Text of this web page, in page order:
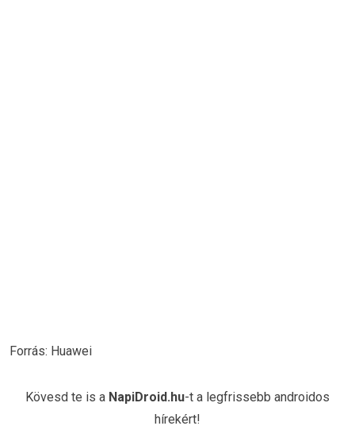
Forrás: Huawei
Kövesd te is a NapiDroid.hu-t a legfrissebb androidos
hírekért!